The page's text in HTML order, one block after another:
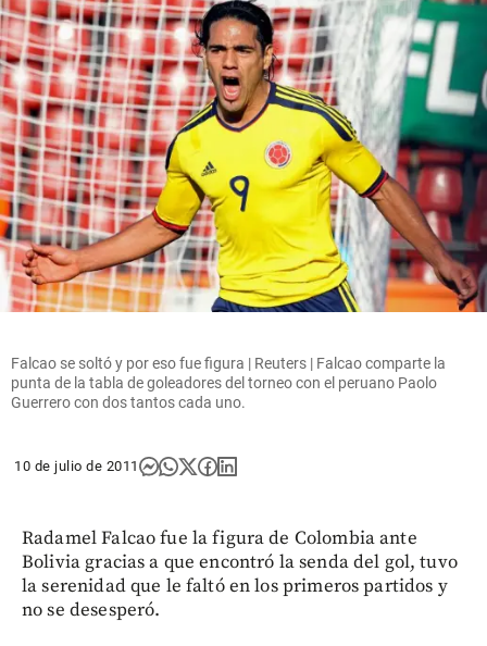
Falcao se soltó y por eso fue figura | Reuters | Falcao comparte la
punta de la tabla de goleadores del torneo con el peruano Paolo
Guerrero con dos tantos cada uno.
10 de julio de 2011
Radamel Falcao fue la figura de Colombia ante
Bolivia gracias a que encontró la senda del gol, tuvo
la serenidad que le faltó en los primeros partidos y
no se desesperó.